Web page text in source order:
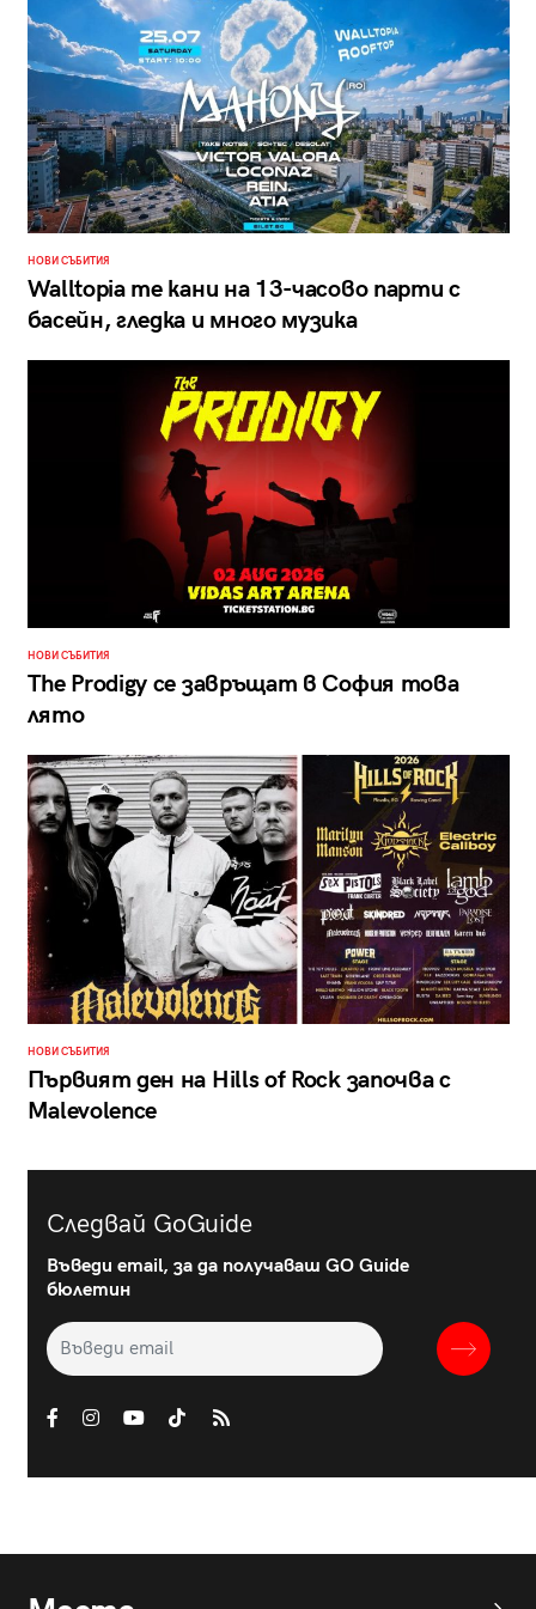
НОВИ СЪБИТИЯ
Walltopia те кани на 13-часово парти с
басейн, гледка и много музика
НОВИ СЪБИТИЯ
The Prodigy се завръщат в София това
лято
НОВИ СЪБИТИЯ
Първият ден на Hills of Rock започва с
Malevolence
Следвай GoGuide
Въведи email, за да получаваш GO Guide
бюлетин